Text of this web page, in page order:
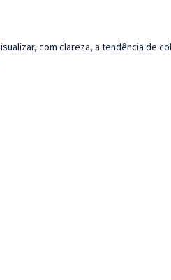
com clareza, a tendência de